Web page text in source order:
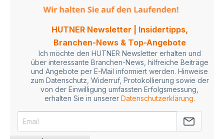
HUTNER Newsletter | Insidertipps,
Branchen-News & Top-Angebote
Ich möchte den HUTNER Newsletter erhalten und
über interessante Branchen-News, hilfreiche Beiträge
und Angebote per E-Mail informiert werden. Hinweise
zum Datenschutz, Widerruf, Protokollierung sowie der
von der Einwilligung umfassten Erfolgsmessung,
erhalten Sie in unserer Datenschutzerklärung.